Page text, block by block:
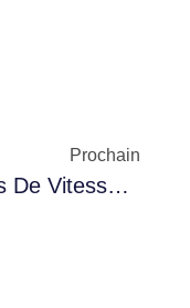
Prochain
Boîtes De Vitesse Automatiques: Entretien Et Réparation